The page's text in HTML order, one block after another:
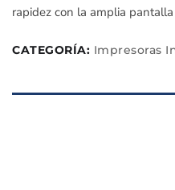
rapidez con la amplia
CATEGORÍA: Impresoras